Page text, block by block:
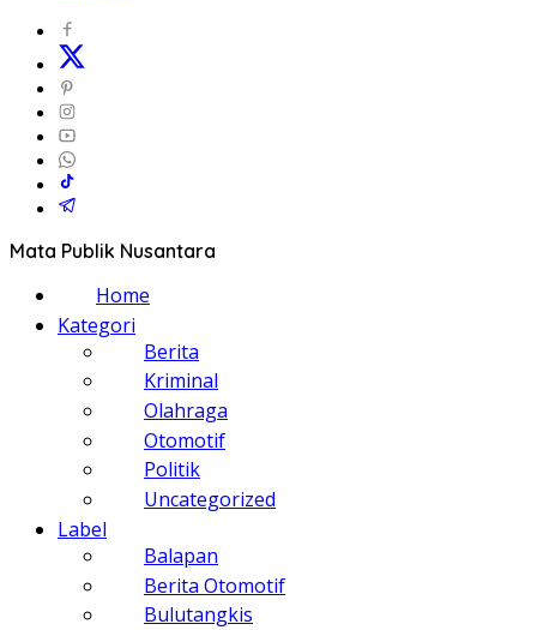
Mata Publik Nusantara
Home
Kategori
Berita
Kriminal
Olahraga
Otomotif
Politik
Uncategorized
Label
Balapan
Berita Otomotif
Bulutangkis